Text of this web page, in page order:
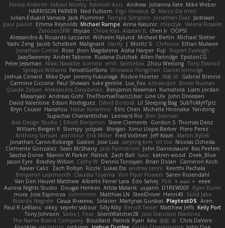
Fenice Ardente Fabian Norrby Fatimah Aziz Andrew Johanna Fate Mike Weber
HARRISON PARKER Ned Fullsom Ergo Venatus D Marco De mitri
Iulian-Eduard Varvara Jack Plummer Temple Simpson Jonathan Diaz Jadriaan
paul paviot Emma Reynolds Michael Rampe Anna Kasunic mleczyk Valeria Rosales
ZerozenSFM tbycae Chloe Kiso Alastair JL chen li
OOPS!
Alessandro & Riccardo Lazzarin Wilhelm Nylund Michael Bertin Michael Stetler
Yashi Zeng Jacob Schelbert Malignant Hardy J Moritz S. Chihirios Ethan Mulwee
Jonathan Correa
Rose Jhon Magdalena Aisha Harper Fuji
Rupert Eveleigh
JaaySweeney Andrei Tabone Ruslana Dutchak Allen Partridge EpsilonCG
Peter Jessiman
Nikki Navaille komito emil Saintetixx Zhou Weitong Tony Elwood
Sprague Williams FeroshGirlSims Worawut Pongchen Daniel Jennings
Joshua Conard
Mike Dyer Jeremy Fukunaga Rockie Hoerter 鸿彬 邱 Gabriel Brenne
Carmine Ciccone Paul Shewan luke gentile Lux_Fox azbeaupre Binsei Numao
Quade Zaban Aleksandra Davydenko Benjamin Newman Kumatora Liam Jordan
Masanyao Andreas Gohl TheThomasTrainzUser Line Ulv John Dreessen
David Valentine Edson Rodriguez Dávid Borsodi Lil Sleeping Bag SubToMyYTplz
Bryn Couser HanaYou Hakar Kerarmor Elric Chen Michelle Hironaka Yandong
Supachai Chanarittichai
Leonard Rio Ben Seaman
Axis Design Studio | Elliott Benjamin Steve Clements Gordon S Thomas Deisz
William Bergen II Slompy yotpak Morgan Ximo Llopis Barber Piero Perez
Anthony Simuel astroblur Erik Miller Fred Vollmer Jeff Kissel
Martin Býšek
Jonathan Caron-Roberge Gaston Jose Luis seryong kim till toe Nicolas Ocheda
Clemente Gonzalez Sean McSharry Jack Palmstrom John Daineusaure Bas Peeters
Sascha Donie Marvin W Parker Patrick Zach Ball Isaac katren wood
Deek_Blue
Jason Eyre Bradley Wilson Cathy W Dennis Torosyan Brian Dolan
Cameron Koch
Xavier Caliz
Zach Robyn Fizzle Lukas Ess andrea cerini
Keerthi Pachala
Benjamin Learmonth Claudia Toyama Von Piper Flowers Søren Rosendahl
Van Den Heuvel Matthew Alberto Ferrer Lara Edo Salvej Pzit ✧ 𝔪𝔞𝔯𝔦 ✧ eeee
Aurora Nights Studio
Dougal Henken Attila Malarik uujann D1REW00F Ryan Dunn
mura Jose Espinoza iiiimmmm Matthias LN SteelDriver Henri49 Solid Jake
Ricardo Negrete Саша Ячмень Solacen Martynas Gurskas PlaytestDS Aren
Paul R LeBlanc vikky sepehr sabour Silly Killy Benoît Texier Matthew Jeffs Kelly Port
Tony Johnson Sadie J. Foxx SilentWatcher28 Jose Francisco Martinez
The Name Brand Company Bouillard Patrick Ryan Keu 皓欽 涂 Chris DeVere